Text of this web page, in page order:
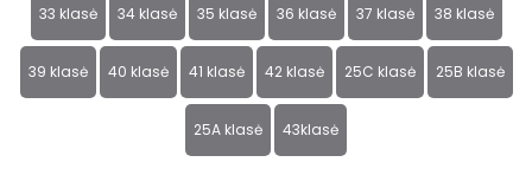
33 klasė 34 klasė 35 klasė 36 klasė 37 klasė 38 klasė
39 klasė 40 klasė 41 klasė 42 klasė 25C klasė 25B klasė
25A klasė 43klasė